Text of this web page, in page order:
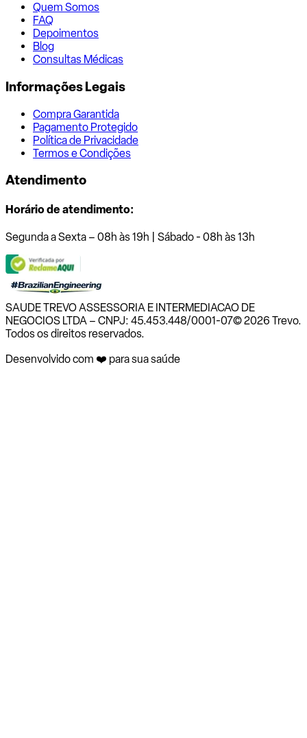
Quem Somos
FAQ
Depoimentos
Blog
Consultas Médicas
Informações Legais
Compra Garantida
Pagamento Protegido
Política de Privacidade
Termos e Condições
Atendimento
Horário de atendimento:
Segunda a Sexta – 08h às 19h | Sábado - 08h às 13h
SAUDE TREVO ASSESSORIA E INTERMEDIACAO DE
NEGOCIOS LTDA – CNPJ: 45.453.448/0001-07© 2026 Trevo.
Todos os direitos reservados.
Desenvolvido com ❤️ para sua saúde